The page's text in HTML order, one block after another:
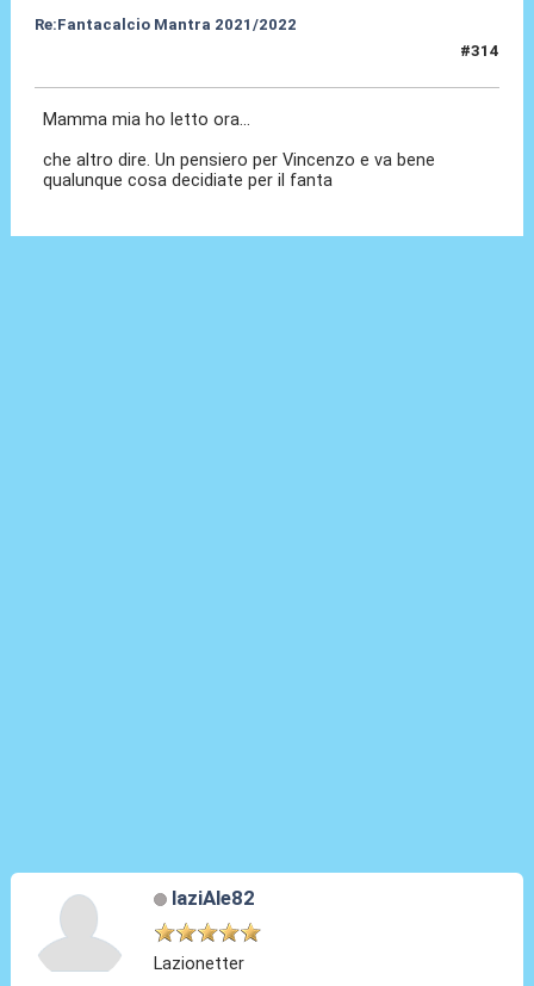
Re:Fantacalcio Mantra 2021/2022
#314
Mamma mia ho letto ora...
che altro dire. Un pensiero per Vincenzo e va bene
qualunque cosa decidiate per il fanta
laziAle82
Lazionetter